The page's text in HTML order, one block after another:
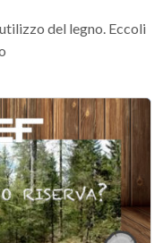
del legno. Eccoli